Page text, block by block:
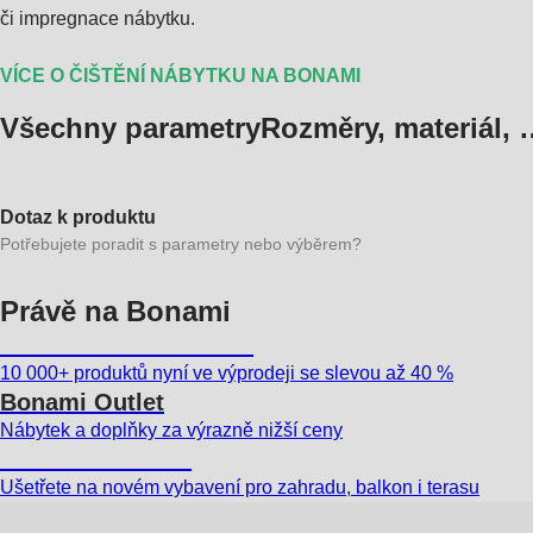
či impregnace nábytku.
VÍCE O ČIŠTĚNÍ NÁBYTKU NA BONAMI
Všechny parametryRozměry, materiál,
Dotaz k produktu
Potřebujete poradit s parametry nebo výběrem?
Právě na Bonami
10 000+ produktů nyní ve výprodeji se slevou až 40 %
Bonami Outlet
Nábytek a doplňky za výrazně nižší ceny
Ušetřete na novém vybavení pro zahradu, balkon i terasu